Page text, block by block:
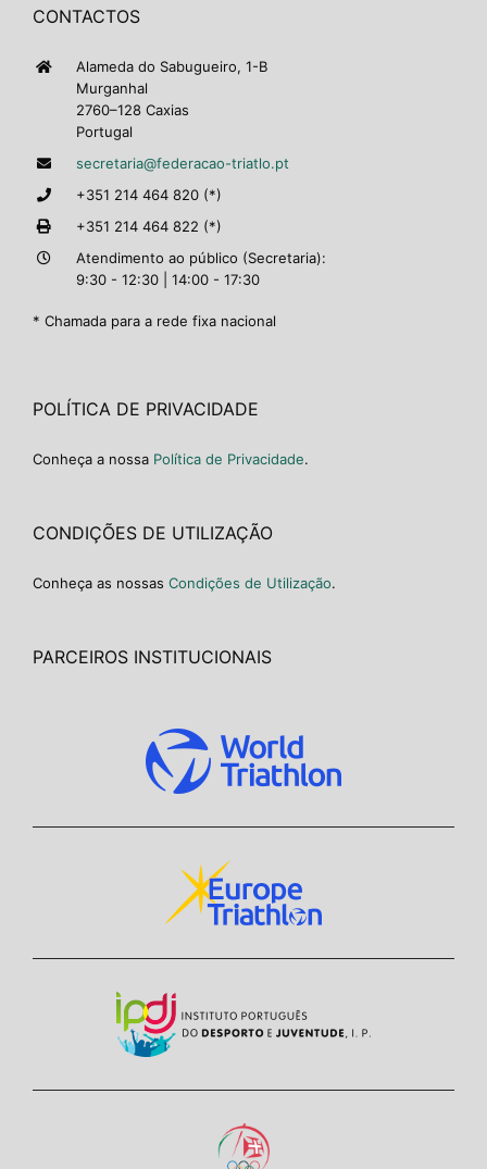
CONTACTOS
Alameda do Sabugueiro, 1-B
Murganhal
2760–128 Caxias
Portugal
secretaria@federacao-triatlo.pt
+351 214 464 820 (*)
+351 214 464 822 (*)
Atendimento ao público (Secretaria):
9:30 - 12:30 | 14:00 - 17:30
* Chamada para a rede fixa nacional
POLÍTICA DE PRIVACIDADE
Conheça a nossa Política de Privacidade.
CONDIÇÕES DE UTILIZAÇÃO
Conheça as nossas Condições de Utilização.
PARCEIROS INSTITUCIONAIS